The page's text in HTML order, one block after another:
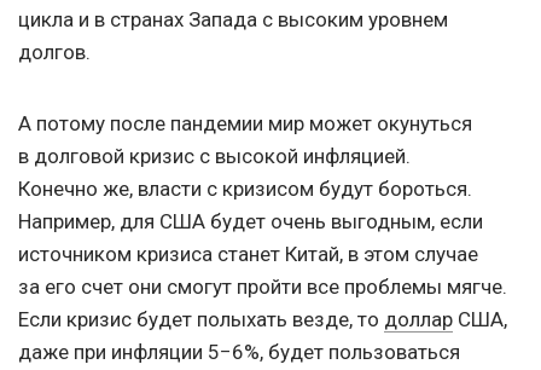
цикла и в странах Запада с высоким уровнем
долгов.
А потому после пандемии мир может окунуться
в долговой кризис с высокой инфляцией.
Конечно же, власти с кризисом будут бороться.
Например, для США будет очень выгодным, если
источником кризиса станет Китай, в этом случае
за его счет они смогут пройти все проблемы мягче.
Если кризис будет полыхать везде, то доллар США,
даже при инфляции 5−6%, будет пользоваться